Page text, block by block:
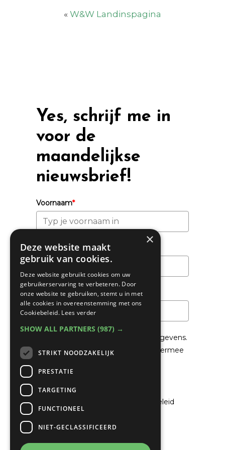
« W&W Landinspagina
Yes, schrijf me in
voor de
maandelijkse
nieuwsbrief!
Voornaam*
Achternaam
Email*
We gaan voorzichtig om met je gegevens.
Lees in hetPrivacybeleid
hoe we hiermee
Ik ga akkoord met het privacybeleid
×
Deze website maakt
gebruik van cookies.
Deze website gebruikt cookies om uw
gebruikerservaring te verbeteren. Door
onze website te gebruiken, stemt u in met
alle cookies in overeenstemming met ons
Cookiebeleid. Lees verder
SHOW ALL PARTNERS (987) →
STRIKT NOODZAKELIJK
PRESTATIE
TARGETING
FUNCTIONEEL
NIET-GECLASSIFICEERD